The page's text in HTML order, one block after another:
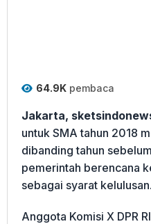
64.9K pembaca
Jakarta,
untuk SMA tahun 2018
dibanding tahun
pemerintah berencana
sebagai syarat kelulusan.
Anggota Komisi X DPR